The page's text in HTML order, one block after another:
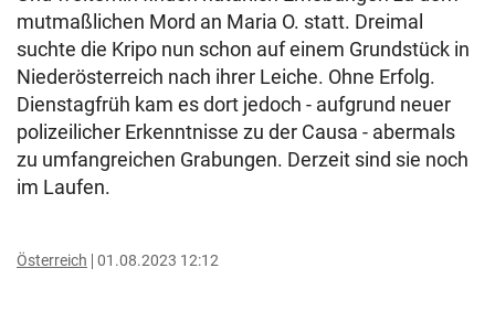
mutmaßlichen Mord an Maria O. statt. Dreimal
suchte die Kripo nun schon auf einem Grundstück in
Niederösterreich nach ihrer Leiche. Ohne Erfolg.
Dienstagfrüh kam es dort jedoch - aufgrund neuer
polizeilicher Erkenntnisse zu der Causa - abermals
zu umfangreichen Grabungen. Derzeit sind sie noch
im Laufen.
Österreich 01.08.2023 12:12